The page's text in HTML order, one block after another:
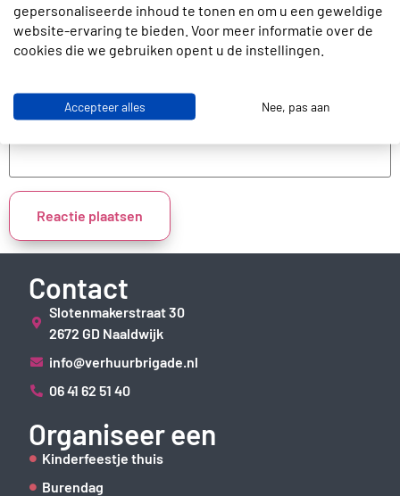
E-mail
Contact
Slotenmakerstraat 30
2672 GD Naaldwijk
info@verhuurbrigade.nl
06 41 62 51 40
Organiseer een
Kinderfeestje thuis
Burendag
gepersonaliseerde inhoud te tonen en om u een geweldige
website-ervaring te bieden. Voor meer informatie over de
cookies die we gebruiken opent u de instellingen.
Accepteer alles Nee, pas aan